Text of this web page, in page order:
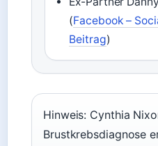
(Facebook –
Beitrag)
Hinweis: Cynthia
Brustkrebsdiagnose